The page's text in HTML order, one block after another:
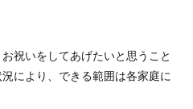
祝いをしてあげたいと思うこと
により、できる範囲は各家庭に